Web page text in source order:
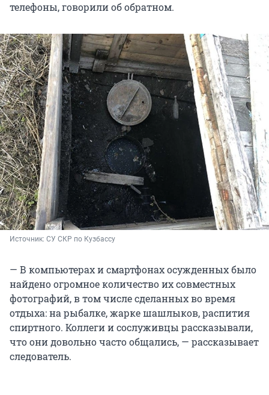
телефоны, говорили об обратном.
Источник: СУ СКР по Кузбассу
— В компьютерах и смартфонах осужденных было
найдено огромное количество их совместных
фотографий, в том числе сделанных во время
отдыха: на рыбалке, жарке шашлыков, распития
спиртного. Коллеги и сослуживцы рассказывали,
что они довольно часто общались, — рассказывает
следователь.